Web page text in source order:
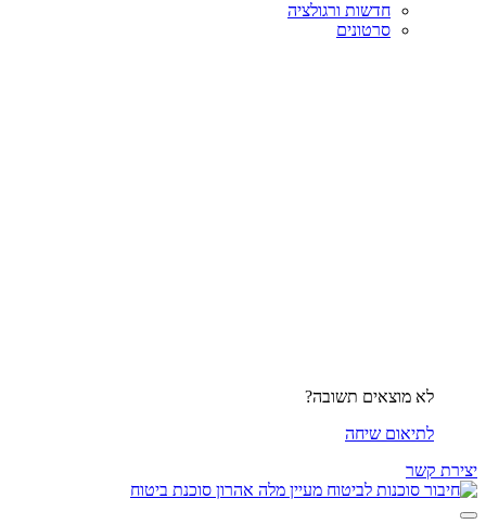
חדשות ורגולציה
סרטונים
לא מוצאים תשובה?
לתיאום שיחה
יצירת קשר